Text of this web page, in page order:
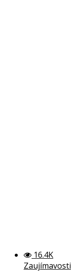
16.4K
Zaujímavosti